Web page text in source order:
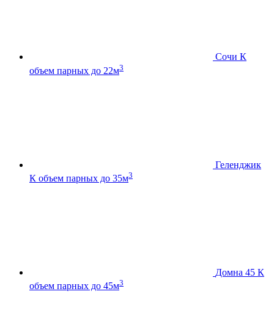
Сочи К
объем парных до 22м3
Геленджик
К объем парных до 35м3
Домна 45 К
объем парных до 45м3